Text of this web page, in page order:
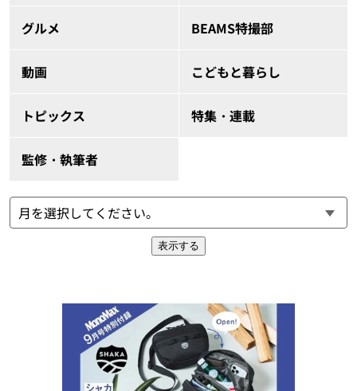
グルメ BEAMS特撮部
動画 こどもと暮らし
トピックス 特集・連載
監修・執筆者
表示する